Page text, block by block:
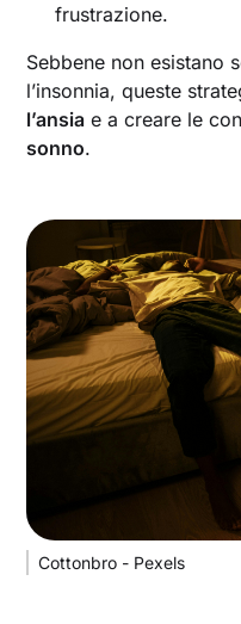
frustrazione.
Sebbene non esistano
l’insonnia, queste
l’ansia e a creare le
sonno.
Cottonbro - Pexels